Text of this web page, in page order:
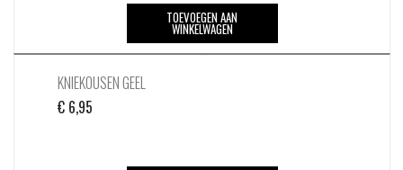
TOEVOEGEN AAN
WINKELWAGEN
KNIEKOUSEN GEEL
€ 6,95